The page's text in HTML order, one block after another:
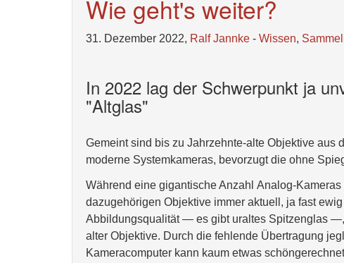
Wie geht's weiter?
31. Dezember 2022, Ralf Jannke - Wissen,
In 2022 lag der Schwerpunkt ja
"Altglas"
Gemeint sind bis zu Jahrzehnte-alte Objektive aus
moderne Systemkameras, bevorzugt die ohne
Während eine gigantische Anzahl Analog-
dazugehörigen Objektive immer aktuell, ja fast
Abbildungsqualität — es gibt uraltes Spitzenglas
alter Objektive. Durch die fehlende Übertragung
Kameracomputer kann kaum etwas